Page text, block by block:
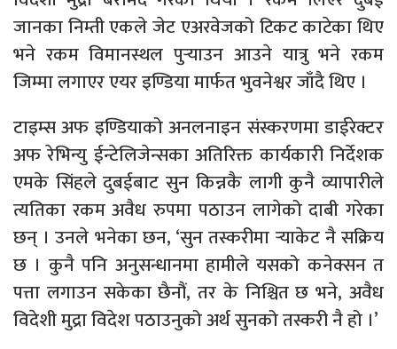
जानका निम्ती एकले जेट एअरवेजको टिकट काटेका थिए
भने रकम विमानस्थल पुर्‍याउन आउने यात्रु भने रकम
जिम्मा लगाएर एयर इण्डिया मार्फत भुवनेश्वर जाँदै थिए ।
टाइम्स अफ इण्डियाको अनलनाइन संस्करणमा डाईरेक्टर
अफ रेभिन्यु ईन्टेलिजेन्सका अतिरिक्त कार्यकारी निर्देशक
एमके सिंहले दुबईबाट सुन किन्नकै लागी कुनै व्यापारीले
त्यतिका रकम अवैध रुपमा पठाउन लागेको दाबी गरेका
छन् । उनले भनेका छन, ‘सुन तस्करीमा र्‍याकेट नै सक्रिय
छ । कुनै पनि अनुसन्धानमा हामीले यसको कनेक्सन त
पत्ता लगाउन सकेका छैनौं, तर के निश्चित छ भने, अवैध
विदेशी मुद्रा विदेश पठाउनुको अर्थ सुनको तस्करी नै हो ।’